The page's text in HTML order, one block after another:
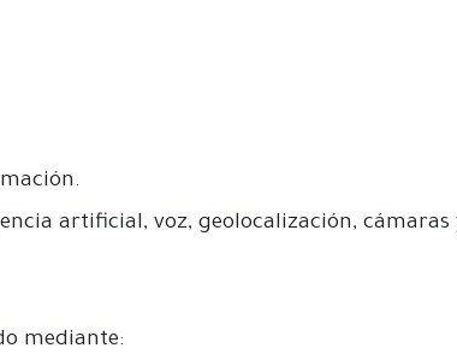
artificial, voz, geolocalización,
mediante: